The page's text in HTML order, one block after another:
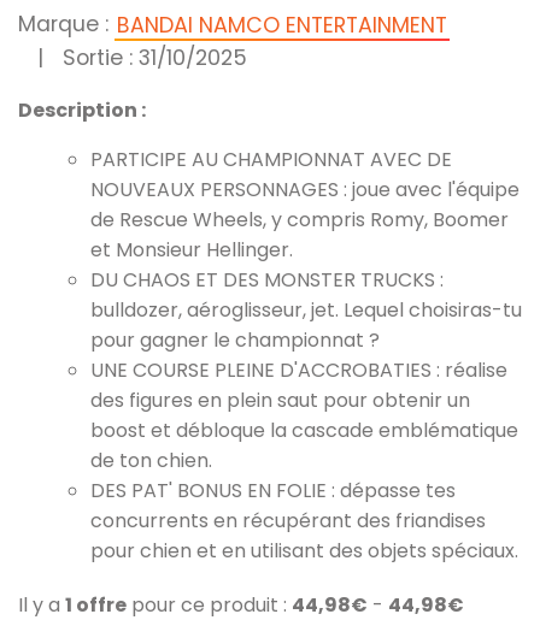
Marque : BANDAI NAMCO ENTERTAINMENT
|
Sortie : 31/10/2025
Description :
PARTICIPE AU CHAMPIONNAT AVEC DE
NOUVEAUX PERSONNAGES : joue avec l'équipe
de Rescue Wheels, y compris Romy, Boomer
et Monsieur Hellinger.
DU CHAOS ET DES MONSTER TRUCKS :
bulldozer, aéroglisseur, jet. Lequel choisiras-tu
pour gagner le championnat ?
UNE COURSE PLEINE D'ACCROBATIES : réalise
des figures en plein saut pour obtenir un
boost et débloque la cascade emblématique
de ton chien.
DES PAT' BONUS EN FOLIE : dépasse tes
concurrents en récupérant des friandises
pour chien et en utilisant des objets spéciaux.
Il y a 1 offre pour ce produit : 44,98€ - 44,98€